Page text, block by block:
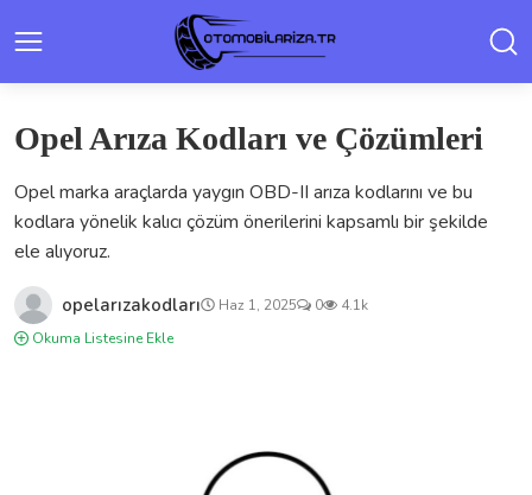
Opel Arıza Kodları ve Çözümleri
Opel marka araçlarda yaygın OBD-II arıza kodlarını ve bu
kodlara yönelik kalıcı çözüm önerilerini kapsamlı bir şekilde
ele alıyoruz.
opelarızakodları Haz 1, 2025 0
4.1k
Okuma Listesine Ekle